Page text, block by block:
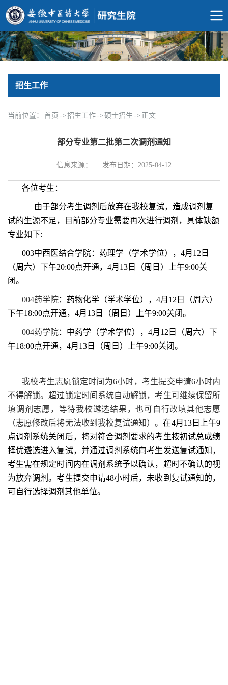
招生工作
当前位置： 首页 -> 招生工作-> 硕士招生 -> 正文
部分专业第二批第二次调剂通知
信息来源： 发布日期：2025-04-12
各位考生：
由于部分考生调剂后放弃在我校复试，造成调剂复
试的生源不足，目前部分专业需要再次进行调剂，具体缺额
专业如下:
003中西医结合学院：药理学 （学术学位）， 4月 12 日
（周六）下午20:00点开通， 4月 13 日（周日）上午9:00关
闭。
004药学院： 药物化学 （学术学位）， 4月 12 日（周六）
下午18:00点开通， 4月 13 日（周日）上午9:00关闭。
004药学院： 中药学（学术学位）， 4月 12 日（周六）下
午18:00点开通， 4月 13 日（周日）上午9:00关闭。
我校考生志愿锁定时间为6小时，考生提交申请6小时内
不得解锁。超过锁定时间系统自动解锁，考生可继续保留所
填调剂志愿，等待我校遴选结果，也可自行改填其他志愿
（志愿修改后将无法收到我校复试通知）。在4月 13日上午9
点调剂系统关闭后，将对符合调剂要求的考生按初试总成绩
择优遴选进入复试，并通过调剂系统向考生发送复试通知，
考生需在规定时间内在调剂系统予以确认，超时不确认的视
为放弃调剂。考生提交申请48小时后，未收到复试通知的，
可自行选择调剂其他单位。